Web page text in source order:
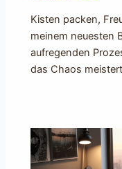
Kisten packen,
meinem neuesten
aufregenden
das Chaos